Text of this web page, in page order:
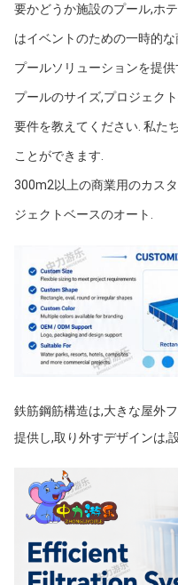
要かどうか施設のプール,ホ
はイベントのための一時的
プールソリューションを提供
プールのサイズ,プロジェク
要件を教えてください. 私た
ことができます.
300m2以上の商業用のカス
ジェクトベースのオート.
鉄筋鋼筋構造は,大きな屋外
提供し,取り外すデザインは,